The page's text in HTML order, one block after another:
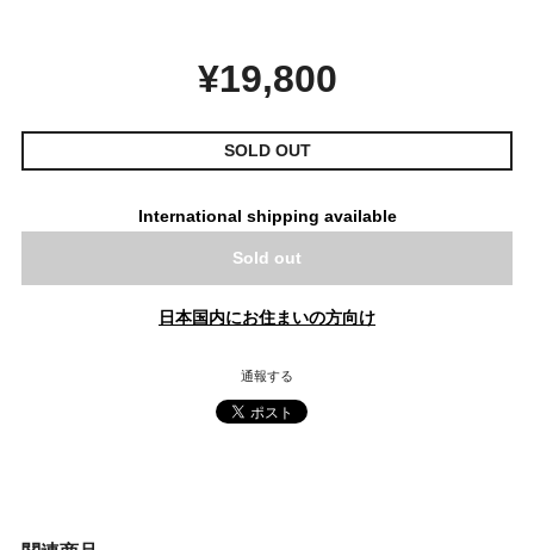
¥19,800
SOLD OUT
International shipping available
Sold out
日本国内にお住まいの方向け
通報する